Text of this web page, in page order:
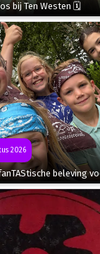
bij Ten Westen 🗓
2026
beleving